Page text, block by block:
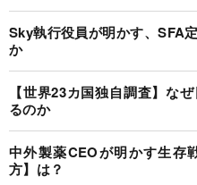
Sky執行役員が明かす、SFA
か
【世界23カ国独自調査】な
るのか
中外製薬CEOが明かす生存
方】は？